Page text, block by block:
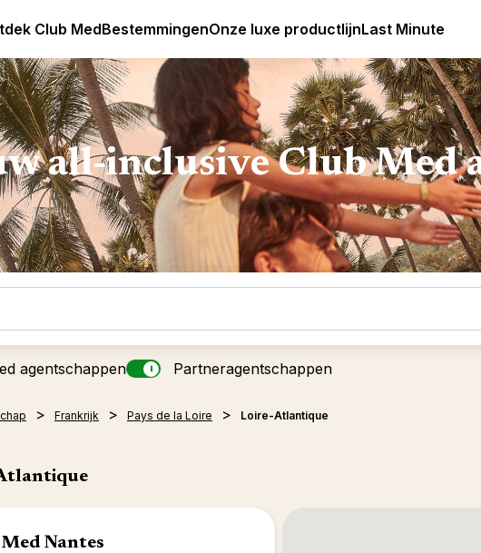
Club Med Premium All Inclusive Resorts & Pakketreizen
Club MedBestemmingenOnze luxe productlijnLast Minute
all-inclusive Club Med
agentschappen Partneragentschappen
Frankrijk Pays de la Loire Loire-Atlantique
Nantes